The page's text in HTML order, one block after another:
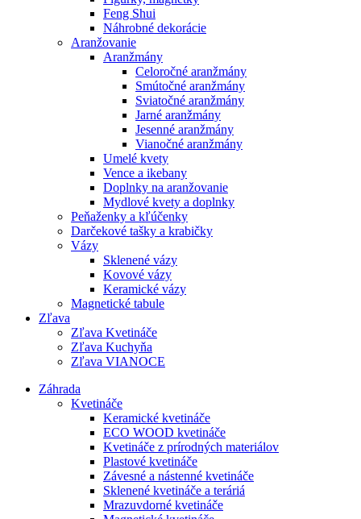
Feng Shui
Náhrobné dekorácie
Aranžovanie
Aranžmány
Celoročné aranžmány
Smútočné aranžmány
Sviatočné aranžmány
Jarné aranžmány
Jesenné aranžmány
Vianočné aranžmány
Umelé kvety
Vence a ikebany
Doplnky na aranžovanie
Mydlové kvety a doplnky
Peňaženky a kľúčenky
Darčekové tašky a krabičky
Vázy
Sklenené vázy
Kovové vázy
Keramické vázy
Magnetické tabule
Zľava
Zľava Kvetináče
Zľava Kuchyňa
Zľava VIANOCE
Záhrada
Kvetináče
Keramické kvetináče
ECO WOOD kvetináče
Kvetináče z prírodných materiálov
Plastové kvetináče
Závesné a nástenné kvetináče
Sklenené kvetináče a teráriá
Mrazuvdorné kvetináče